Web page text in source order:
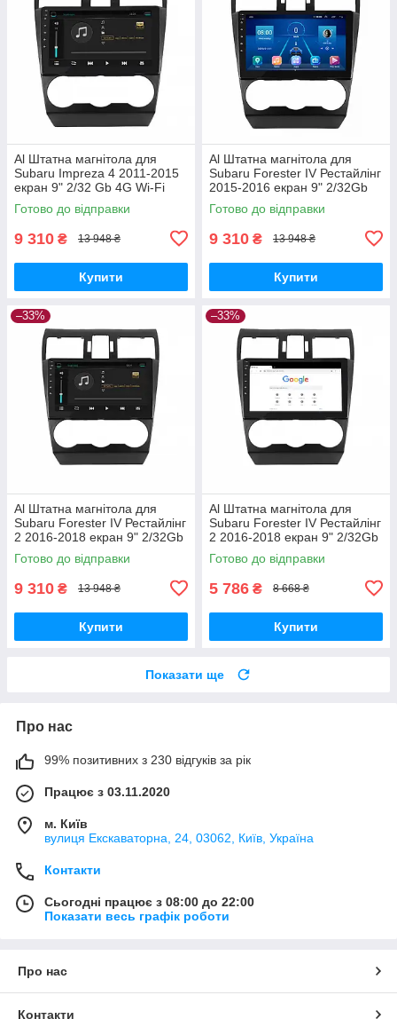
Al Штатна магнітола для
Subaru Impreza 4 2011-2015
екран 9" 2/32 Gb 4G Wi-Fi
GPS Top Android
Готово до відправки
9 310 ₴ 13 948 ₴
Купити
Al Штатна магнітола для
Subaru Forester IV Рестайлінг
2015-2016 екран 9" 2/32Gb
4G Wi-Fi GPS Top Android
Готово до відправки
9 310 ₴ 13 948 ₴
Купити
–33%
Al Штатна магнітола для
Subaru Forester IV Рестайлінг
2 2016-2018 екран 9" 2/32Gb
4G Wi-Fi GPS Top Android
Готово до відправки
9 310 ₴ 13 948 ₴
Купити
–33%
Al Штатна магнітола для
Subaru Forester IV Рестайлінг
2 2016-2018 екран 9" 2/32Gb
Wi-Fi GPS Base Android
Готово до відправки
5 786 ₴ 8 668 ₴
Купити
Показати ще
Про нас
99% позитивних з 230 відгуків за рік
Працює з 03.11.2020
м. Київ
вулиця Екскаваторна, 24, 03062, Київ, Україна
Контакти
Сьогодні працює з 08:00 до 22:00
Показати весь графік роботи
Про нас
Контакти